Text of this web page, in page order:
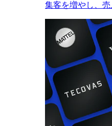
集客を増やし、売